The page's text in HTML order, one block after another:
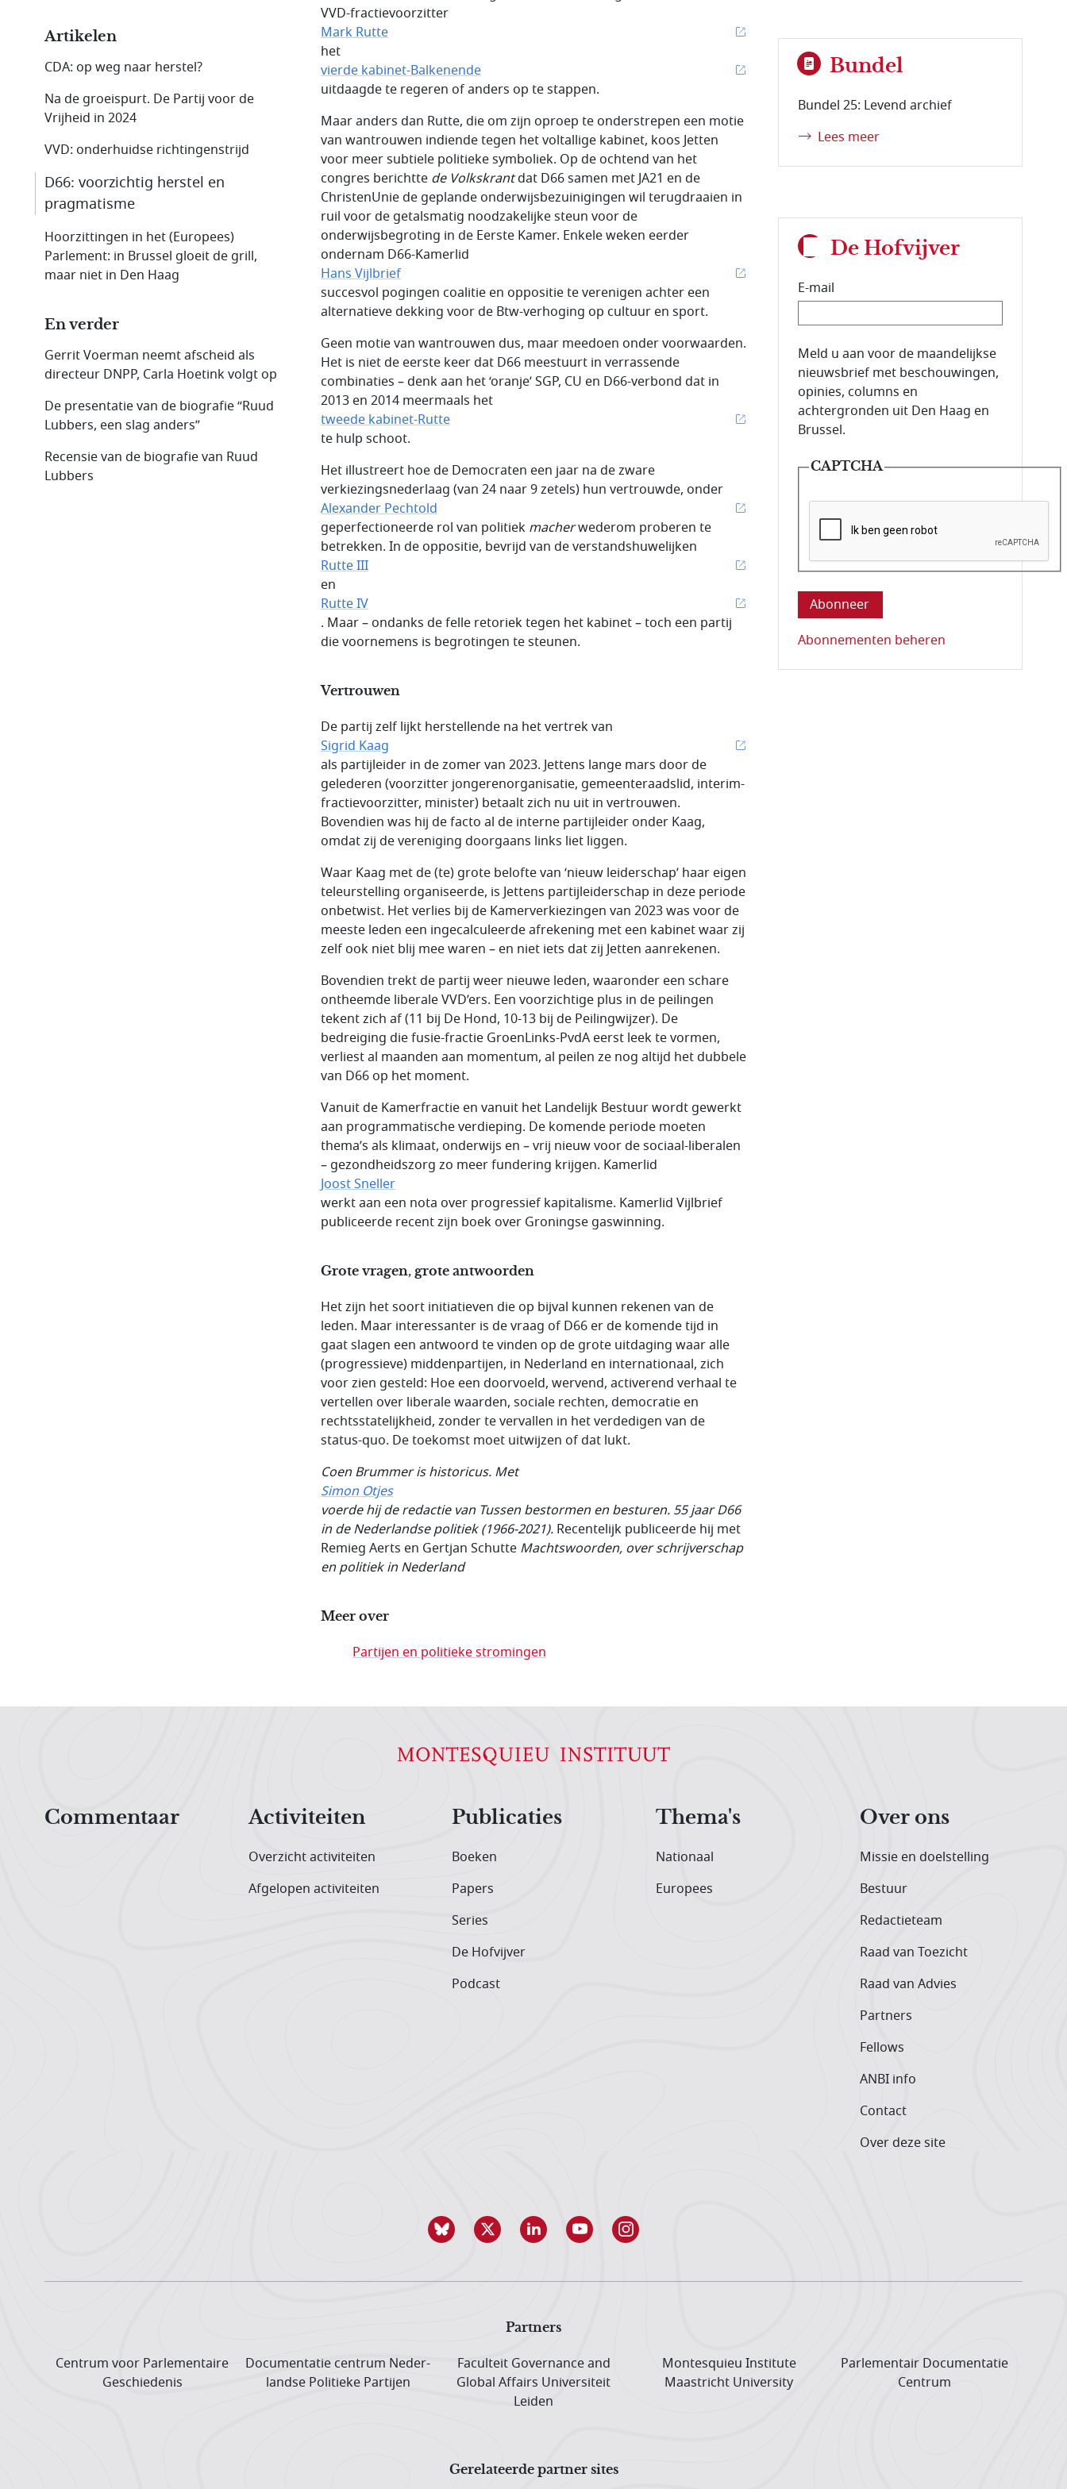
VVD-fractievoorzitter
Mark Rutte
het
vierde kabinet-Balkenende
uitdaagde te regeren of anders op te stappen.
Maar anders dan Rutte, die om zijn oproep te onderstrepen een motie
van wantrouwen indiende tegen het voltallige kabinet, koos Jetten
voor meer subtiele politieke symboliek. Op de ochtend van het
congres berichtte de Volkskrantdat D66 samen met JA21 en de
ChristenUnie de geplande onderwijsbezuinigingen wil terugdraaien in
ruil voor de getalsmatig noodzakelijke steun voor de
onderwijsbegroting in de Eerste Kamer. Enkele weken eerder
ondernam D66-Kamerlid
Hans Vijlbrief
succesvol pogingen coalitie en oppositie te verenigen achter een
alternatieve dekking voor de Btw-verhoging op cultuur en sport.
Geen motie van wantrouwen dus, maar meedoen onder voorwaarden.
Het is niet de eerste keer dat D66 meestuurt in verrassende
combinaties – denk aan het ‘oranje’ SGP, CU en D66-verbond dat in
2013 en 2014 meermaals het
tweede kabinet-Rutte
te hulp schoot.
Het illustreert hoe de Democraten een jaar na de zware
verkiezingsnederlaag (van 24 naar 9 zetels) hun vertrouwde, onder
Alexander Pechtold
geperfectioneerde rol van politiek macherwederom proberen te
betrekken. In de oppositie, bevrijd van de verstandshuwelijken
Rutte III
en
Rutte IV
. Maar – ondanks de felle retoriek tegen het kabinet – toch een partij
die voornemens is begrotingen te steunen.
Vertrouwen
De partij zelf lijkt herstellende na het vertrek van
Sigrid Kaag
als partijleider in de zomer van 2023. Jettens lange mars door de
gelederen (voorzitter jongerenorganisatie, gemeenteraadslid, interim-
fractievoorzitter, minister) betaalt zich nu uit in vertrouwen.
Bovendien was hij de facto al de interne partijleider onder Kaag,
omdat zij de vereniging doorgaans links liet liggen.
Waar Kaag met de (te) grote belofte van ‘nieuw leiderschap’ haar eigen
teleurstelling organiseerde, is Jettens partijleiderschap in deze periode
onbetwist. Het verlies bij de Kamerverkiezingen van 2023 was voor de
meeste leden een ingecalculeerde afrekening met een kabinet waar zij
zelf ook niet blij mee waren – en niet iets dat zij Jetten aanrekenen.
Bovendien trekt de partij weer nieuwe leden, waaronder een schare
ontheemde liberale VVD’ers. Een voorzichtige plus in de peilingen
tekent zich af (11 bij De Hond, 10-13 bij de Peilingwijzer). De
bedreiging die fusie-fractie GroenLinks-PvdA eerst leek te vormen,
verliest al maanden aan momentum, al peilen ze nog altijd het dubbele
van D66 op het moment.
Vanuit de Kamerfractie en vanuit het Landelijk Bestuur wordt gewerkt
aan programmatische verdieping. De komende periode moeten
thema’s als klimaat, onderwijs en – vrij nieuw voor de sociaal-liberalen
– gezondheidszorg zo meer fundering krijgen. Kamerlid
Joost Sneller
werkt aan een nota over progressief kapitalisme. Kamerlid Vijlbrief
publiceerde recent zijn boek over Groningse gaswinning.
Grote vragen, grote antwoorden
Het zijn het soort initiatieven die op bijval kunnen rekenen van de
leden. Maar interessanter is de vraag of D66 er de komende tijd in
gaat slagen een antwoord te vinden op de grote uitdaging waar alle
(progressieve) middenpartijen, in Nederland en internationaal, zich
voor zien gesteld: Hoe een doorvoeld, wervend, activerend verhaal te
vertellen over liberale waarden, sociale rechten, democratie en
rechtsstatelijkheid, zonder te vervallen in het verdedigen van de
status-quo. De toekomst moet uitwijzen of dat lukt.
Coen Brummer is historicus. Met
Simon Otjes
voerde hij de redactie van Tussen bestormen en besturen. 55 jaar D66
in de Nederlandse politiek (1966-2021). Recentelijk publiceerde hij met
Remieg Aerts en Gertjan Schutte Machtswoorden, over schrijverschap
en politiek in Nederland
Meer over
Partijen en politieke stromingen
Artikelen
CDA: op weg naar herstel?
Na de groeispurt. De Partij voor de
Vrijheid in 2024
VVD: onderhuidse richtingenstrijd
D66: voorzichtig herstel en
pragmatisme
Hoorzittingen in het (Europees)
Parlement: in Brussel gloeit de grill,
maar niet in Den Haag
En verder
Gerrit Voerman neemt afscheid als
directeur DNPP, Carla Hoetink volgt op
De presentatie van de biografie “Ruud
Lubbers, een slag anders”
Recensie van de biografie van Ruud
Lubbers
Bundel
Bundel 25: Levend archief
Lees meer
De Hofvijver
E-mail
E-mailadres van de abonnee.
Meld u aan voor de maandelijkse
nieuwsbrief met beschouwingen,
opinies, columns en
achtergronden uit Den Haag en
Brussel.
CAPTCHA
Deze vraag is om te controleren dat u
Abonnementen beheren
Commentaar
Activiteiten
Overzicht activiteiten
Afgelopen activiteiten
Publicaties
Boeken
Papers
Series
De Hofvijver
Podcast
Thema's
Nationaal
Europees
Over ons
Missie en doelstelling
Bestuur
Redactieteam
Raad van Toezicht
Raad van Advies
Partners
Fellows
ANBI info
Contact
Over deze site
Partners
Centrum voor Parlementaire
Geschiedenis
Documentatie centrum Neder­
landse Politieke Partijen
Faculteit Governance and
Global Affairs Universiteit
Leiden
Montesquieu Institute
Maastricht University
Parlementair Documentatie
Centrum
Gerelateerde partner sites